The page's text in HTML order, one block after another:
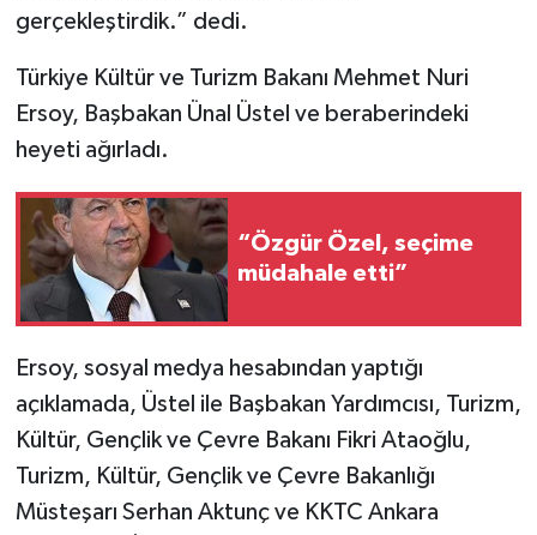
gerçekleştirdik.” dedi.
Türkiye Kültür ve Turizm Bakanı Mehmet Nuri
Ersoy, Başbakan Ünal Üstel ve beraberindeki
heyeti ağırladı.
“Özgür Özel, seçime
müdahale etti”
Ersoy, sosyal medya hesabından yaptığı
açıklamada, Üstel ile Başbakan Yardımcısı, Turizm,
Kültür, Gençlik ve Çevre Bakanı Fikri Ataoğlu,
Turizm, Kültür, Gençlik ve Çevre Bakanlığı
Müsteşarı Serhan Aktunç ve KKTC Ankara